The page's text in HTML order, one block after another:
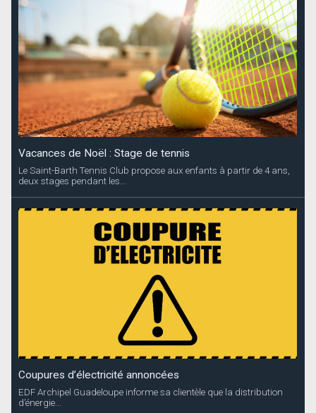
Vacances de Noël : Stage de tennis
Le Saint-Barth Tennis Club propose aux enfants à partir de 4 ans,
deux stages pendant les...
Coupures d’électricité annoncées
EDF Archipel Guadeloupe informe sa clientèle que la distribution
d’énergie...